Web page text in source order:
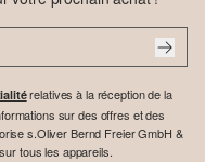
relatives à la réception de la
sur des offres et des
s.Oliver Bernd Freier GmbH &
tous les appareils.